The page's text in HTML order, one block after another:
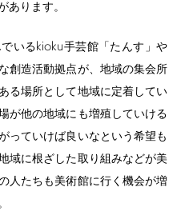
あります。
いるkioku手芸館「たんす」や
創造活動拠点が、地域の集会所
る場所として地域に定着してい
が他の地域にも増殖していける
っていけば良いなという希望も
域に根ざした取り組みなどが美
人たちも美術館に行く機会が増